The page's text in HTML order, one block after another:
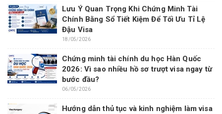
Lưu Ý Quan Trọng Khi Chứng Minh Tài
Chính Bằng Sổ Tiết Kiệm Để Tối Ưu Tỉ Lệ
Đậu Visa
18/05/2026
Chứng minh tài chính du học Hàn Quốc
2026: Vì sao nhiều hồ sơ trượt visa ngay từ
bước đầu?
06/05/2026
Hướng dẫn thủ tục và kinh nghiệm làm visa